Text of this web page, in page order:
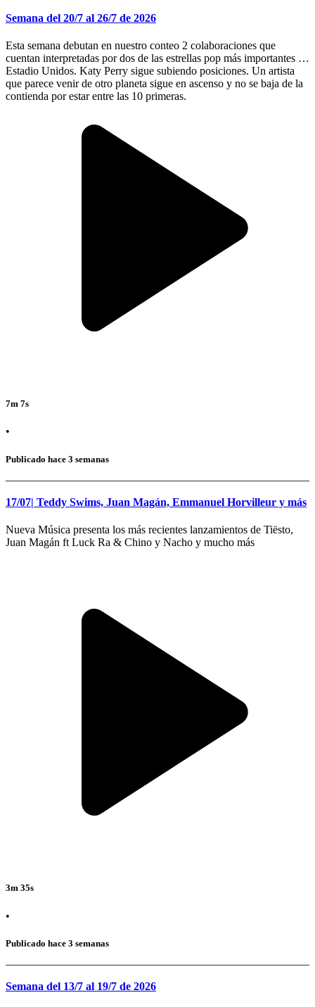
Semana del 20/7 al 26/7 de 2026
Esta semana debutan en nuestro conteo 2 colaboraciones que
cuentan interpretadas por dos de las estrellas pop más importantes de
Estadio Unidos. Katy Perry sigue subiendo posiciones. Un artista
que parece venir de otro planeta sigue en ascenso y no se baja de la
contienda por estar entre las 10 primeras.
7m 7s
•
Publicado hace 3 semanas
17/07| Teddy Swims, Juan Magán, Emmanuel Horvilleur y más
Nueva Música presenta los más recientes lanzamientos de Tiësto,
Juan Magán ft Luck Ra & Chino y Nacho y mucho más
3m 35s
•
Publicado hace 3 semanas
Semana del 13/7 al 19/7 de 2026